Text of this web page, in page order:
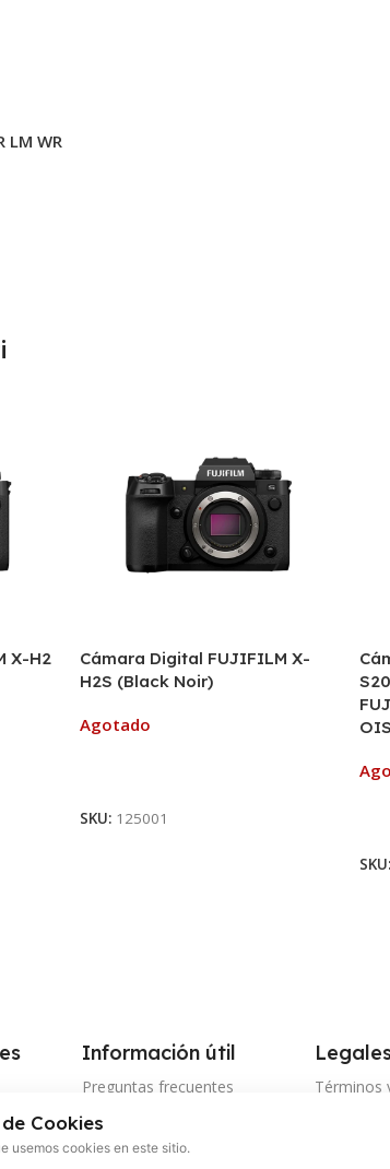
LM WR
X-H2
Cámara Digital FUJIFILM X-
H2S (Black Noir)
Agotado
SKU: 125001
SKU:
Información útil
Preguntas frecuentes
Tiempo y cobertura de envíos
Términos
Cookies
usemos cookies en este sitio.